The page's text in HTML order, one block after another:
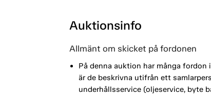
Auktionsinfo
Allmänt om skicket på fordonen
På denna auktion har många
är de beskrivna utifrån ett
underhållsservice (oljeservice, byte